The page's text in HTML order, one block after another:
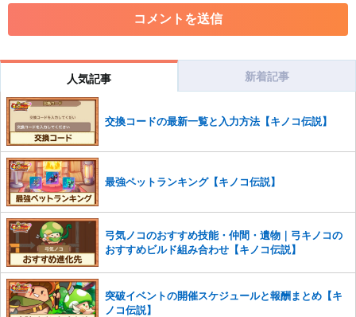
・その他、管理者が不適切と判断した投稿
だけますでしょうか。
コメントの削除を申請する
※投稿内容を確認後、順次対応さ
せていただきます。ご了承ください。
※一度削除したコメントは復元ができませんのでご注意くだ
さい。
また、過度な利用規約の違反や、弊社に損害の及ぶ内容の書き込みがあ
った場合は、法的措置をとらせていただく場合もございますので、あら
かじめご理解くださいませ。
人気記事 新着記事
交換コードの最新一覧と入力方法【キノコ伝説】
最強ペットランキング【キノコ伝説】
弓気ノコのおすすめ技能・仲間・遺物｜弓キノコの
おすすめビルド組み合わせ【キノコ伝説】
突破イベントの開催スケジュールと報酬まとめ【キ
ノコ伝説】